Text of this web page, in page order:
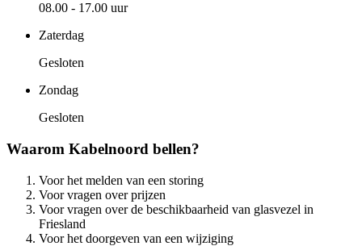
08.00 - 17.00 uur
Zaterdag
Gesloten
Zondag
Gesloten
Waarom Kabelnoord bellen?
Voor het melden van een storing
Voor vragen over prijzen
Voor vragen over de beschikbaarheid van glasvezel in
Friesland
Voor het doorgeven van een wijziging